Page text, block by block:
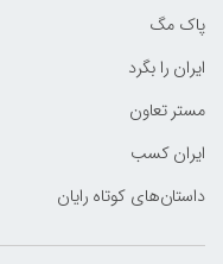
پاک مگ
ایران را بگرد
مستر تعاون
ایران کسب
داستان‌های کوتاه رایان